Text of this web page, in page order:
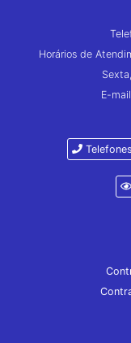
Horários de
E-